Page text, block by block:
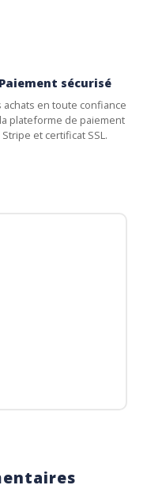
Paiement sécurisé
achats en toute confiance
plateforme de paiement
Stripe et certificat SSL.